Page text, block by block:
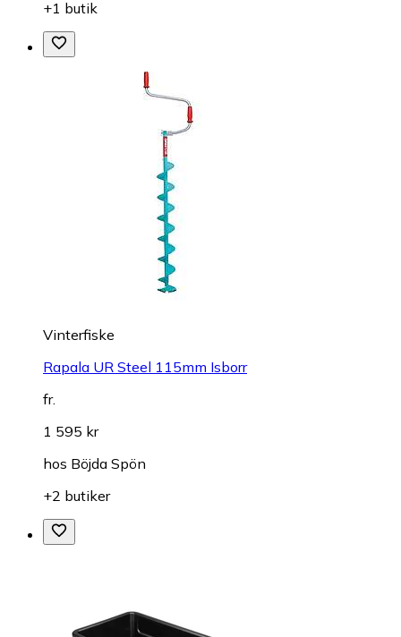
+1 butik
Vinterfiske
Rapala UR Steel 115mm Isborr
fr.
1 595 kr
hos Böjda Spön
+2 butiker